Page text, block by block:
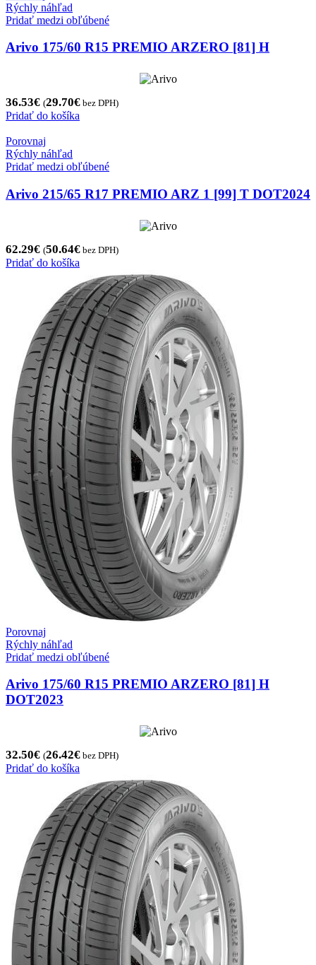
Rýchly náhľad
Pridať medzi obľúbené
Arivo 175/60 R15 PREMIO ARZERO [81] H
36.53€ (29.70€ bez DPH)
Pridať do košíka
Porovnaj
Rýchly náhľad
Pridať medzi obľúbené
Arivo 215/65 R17 PREMIO ARZ 1 [99] T DOT2024
62.29€ (50.64€ bez DPH)
Pridať do košíka
Porovnaj
Rýchly náhľad
Pridať medzi obľúbené
Arivo 175/60 R15 PREMIO ARZERO [81] H
DOT2023
32.50€ (26.42€ bez DPH)
Pridať do košíka